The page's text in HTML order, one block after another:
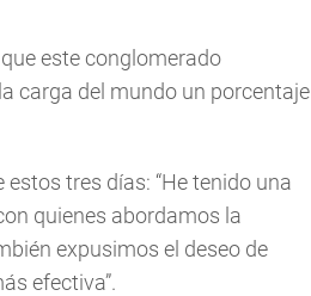
este conglomerado
carga del mundo un porcentaje
tres días: “He tenido una
quienes abordamos la
expusimos el deseo de
efectiva”.